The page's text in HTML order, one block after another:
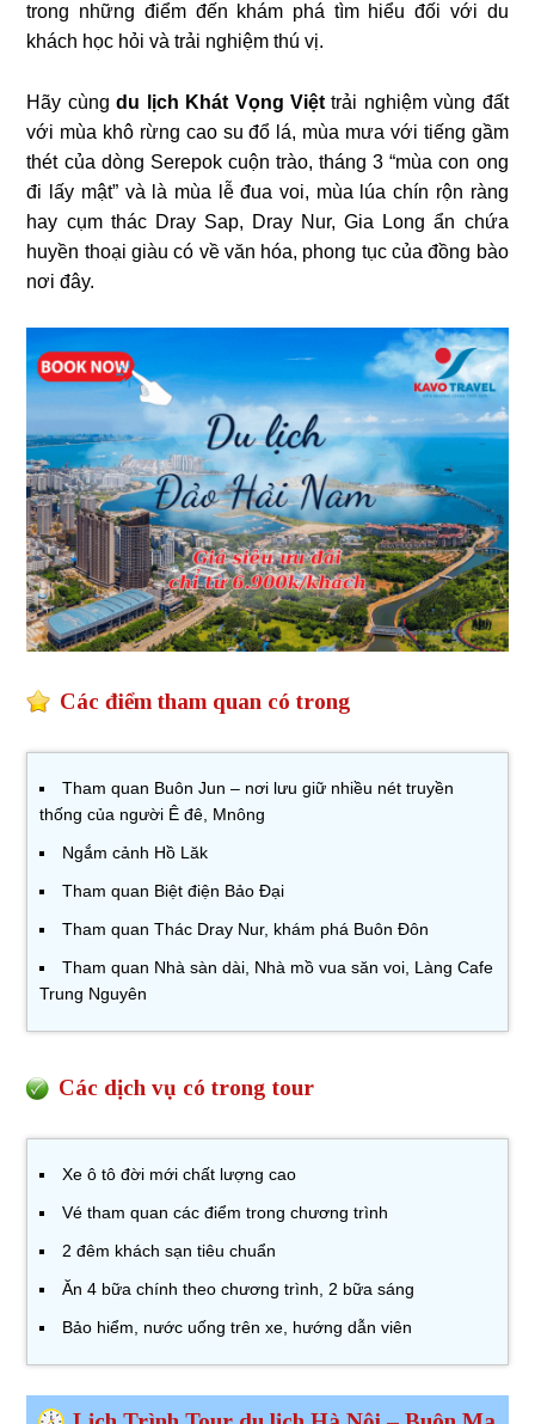
trong những điểm đến khám phá tìm hiểu đối với du
khách học hỏi và trải nghiệm thú vị.
Hãy cùngdu lịch Khát Vọng Việttrải nghiệm vùng đất
với mùa khô rừng cao su đổ lá, mùa mưa với tiếng gầm
thét của dòng Serepok cuộn trào, tháng 3 “mùa con ong
đi lấy mật” và là mùa lễ đua voi, mùa lúa chín rộn ràng
hay cụm thác Dray Sap, Dray Nur, Gia Long ẩn chứa
huyền thoại giàu có về văn hóa, phong tục của đồng bào
nơi đây.
Các điểm tham quan có trong
Tham quan Buôn Jun – nơi lưu giữ nhiều nét truyền
thống của người Ê đê, Mnông
Ngắm cảnh Hồ Lăk
Tham quan Biệt điện Bảo Đại
Tham quan Thác Dray Nur, khám phá Buôn Đôn
Tham quan Nhà sàn dài, Nhà mồ vua săn voi, Làng Cafe
Trung Nguyên
Các dịch vụ có trong tour
Xe ô tô đời mới chất lượng cao
Vé tham quan các điểm trong chương trình
2 đêm khách sạn tiêu chuẩn
Ăn 4 bữa chính theo chương trình, 2 bữa sáng
Bảo hiểm, nước uống trên xe, hướng dẫn viên